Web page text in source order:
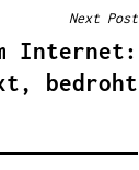
Next Post
Internet:
bedroht